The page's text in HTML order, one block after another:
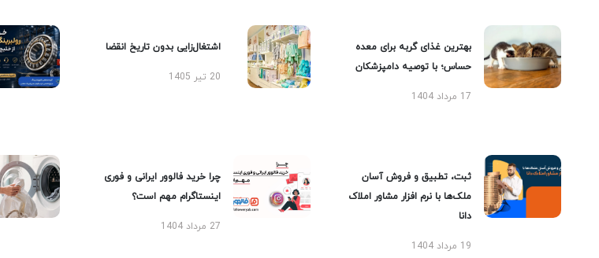
بهترین غذای گربه برای معده
حساس؛ با توصیه دامپزشکان
17 مرداد 1404
اشتغال‌زایی بدون تاریخ انقضا
20 تیر 1405
ثبت، تطبیق و فروش آسان
ملک‌ها با نرم افزار مشاور املاک
دانا
19 مرداد 1404
چرا خرید فالوور ایرانی و فوری
اینستاگرام مهم است؟
27 مرداد 1404